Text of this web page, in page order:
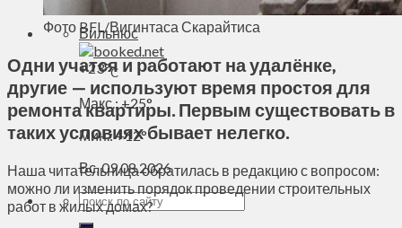
Вильнюс
+23°C
Макс.:+25°
Мин.:+12°
Вс, 09.08.2026
Фото BFL/Вигинтаса Скарайтиса
Одни учатся и работают на удалёнке,
другие — используют время простоя для
ремонта квартиры. Первым существовать в
таких условиях бывает нелегко.
Наша читательница обратилась в редакцию с вопросом:
можно ли изменить порядок проведении строительных
работ в жилых домах?